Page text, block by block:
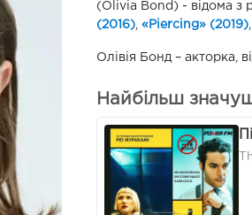
(Olivia Bond) - відома з
(2016) «Piercing» (2019)
Олівія Бонд – акторка,
Найбільш